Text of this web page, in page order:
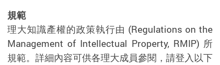
規範
理大知識產權的政策執行由 (Regulations on the
Management of Intellectual Property, RMIP) 所
規範。詳細內容可供各理大成員參閱，請登入以下